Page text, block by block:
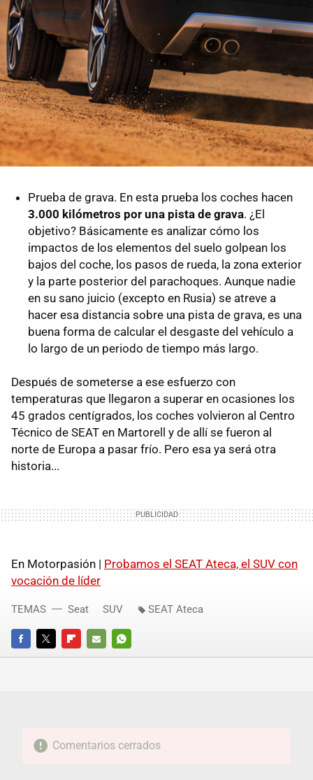
Prueba de grava. En esta prueba los coches hacen
3.000 kilómetros por una pista de grava. ¿El
objetivo? Básicamente es analizar cómo los
impactos de los elementos del suelo golpean los
bajos del coche, los pasos de rueda, la zona exterior
y la parte posterior del parachoques. Aunque nadie
en su sano juicio (excepto en Rusia) se atreve a
hacer esa distancia sobre una pista de grava, es una
buena forma de calcular el desgaste del vehículo a
lo largo de un periodo de tiempo más largo.
Después de someterse a ese esfuerzo con
temperaturas que llegaron a superar en ocasiones los
45 grados centígrados, los coches volvieron al Centro
Técnico de SEAT en Martorell y de allí se fueron al
norte de Europa a pasar frío. Pero esa ya será otra
historia...
En Motorpasión | Probamos el SEAT Ateca, el SUV con
vocación de líder
FACEBOOKTWITTERFLIPBOARD
E-
WHATSAPP
TEMAS Seat SUV SEAT Ateca
Comentarios cerrados